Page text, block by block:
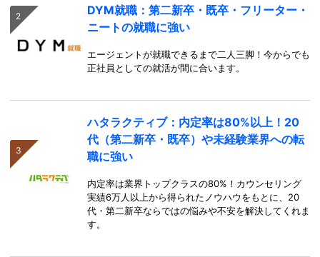
DYM就職：第二新卒・既卒・フリーター・
ニートの就職に強い
エージェントが就職できるまで二人三脚！今からでも
正社員としての就活が間に合います。
ハタラクティブ：内定率は80%以上！20
代（第二新卒・既卒）や未経験業界への転
職に強い
内定率は業界トップクラスの80%！カウンセリング
実績6万人以上から得られたノウハウをもとに、20
代・第二新卒ならではの悩みや不安を解決してくれま
す。